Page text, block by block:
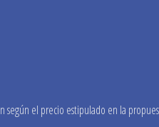
según el precio estipulado en la